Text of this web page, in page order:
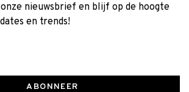
nieuwsbrief en blijf op de hoogte
en trends!
ABONNEER